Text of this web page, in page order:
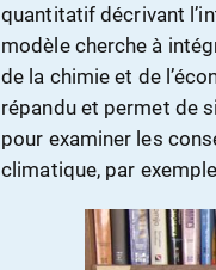
quantitatif décrivant
modèle cherche à
de la chimie et de
répandu et permet de
pour examiner les
climatique, par